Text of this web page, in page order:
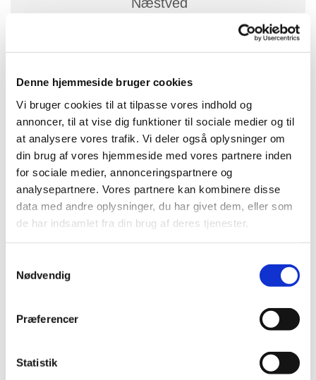
Denne hjemmeside bruger cookies
Vi bruger cookies til at tilpasse vores indhold og
annoncer, til at vise dig funktioner til sociale medier og til
at analysere vores trafik. Vi deler også oplysninger om
din brug af vores hjemmeside med vores partnere inden
for sociale medier, annonceringspartnere og
analysepartnere. Vores partnere kan kombinere disse
data med andre oplysninger, du har givet dem, eller som
de har indsamlet fra din brug af deres tjenester.
Nødvendig
Præferencer
Statistik
Kom og syng med Skt. Jørgens Kirkes Sognekor!
Der er intet krav om, at du skal kunne synge, du skal
bare have lysten.Vi synger hver onsdag fra kl. 14.30 –
16.00
Vi er som regel 25 - 35 deltagere.
Har du lyst til at være med i sognekoret, så
kontakt Lone Ekstrand på tlf: 22 97 55 45 - eller du kan
også bare møde op og få en hyggelig stund med
de gode, genkendelige sanghæfter vi synger efter.